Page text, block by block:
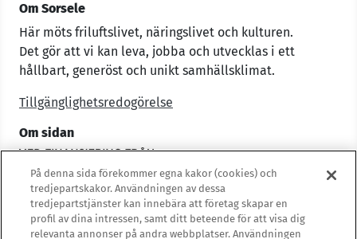
Om Sorsele
Här möts friluftslivet, näringslivet och kulturen.
Det gör att vi kan leva, jobba och utvecklas i ett
hållbart, generöst och unikt samhällsklimat.
Tillgänglighetsredogörelse
Om sidan
På denna sida förekommer egna kakor (cookies) och
tredjepartskakor. Användningen av dessa
tredjepartstjänster kan innebära att företag skapar en
profil av dina intressen, samt ditt beteende för att visa dig
relevanta annonser på andra webbplatser. Användningen